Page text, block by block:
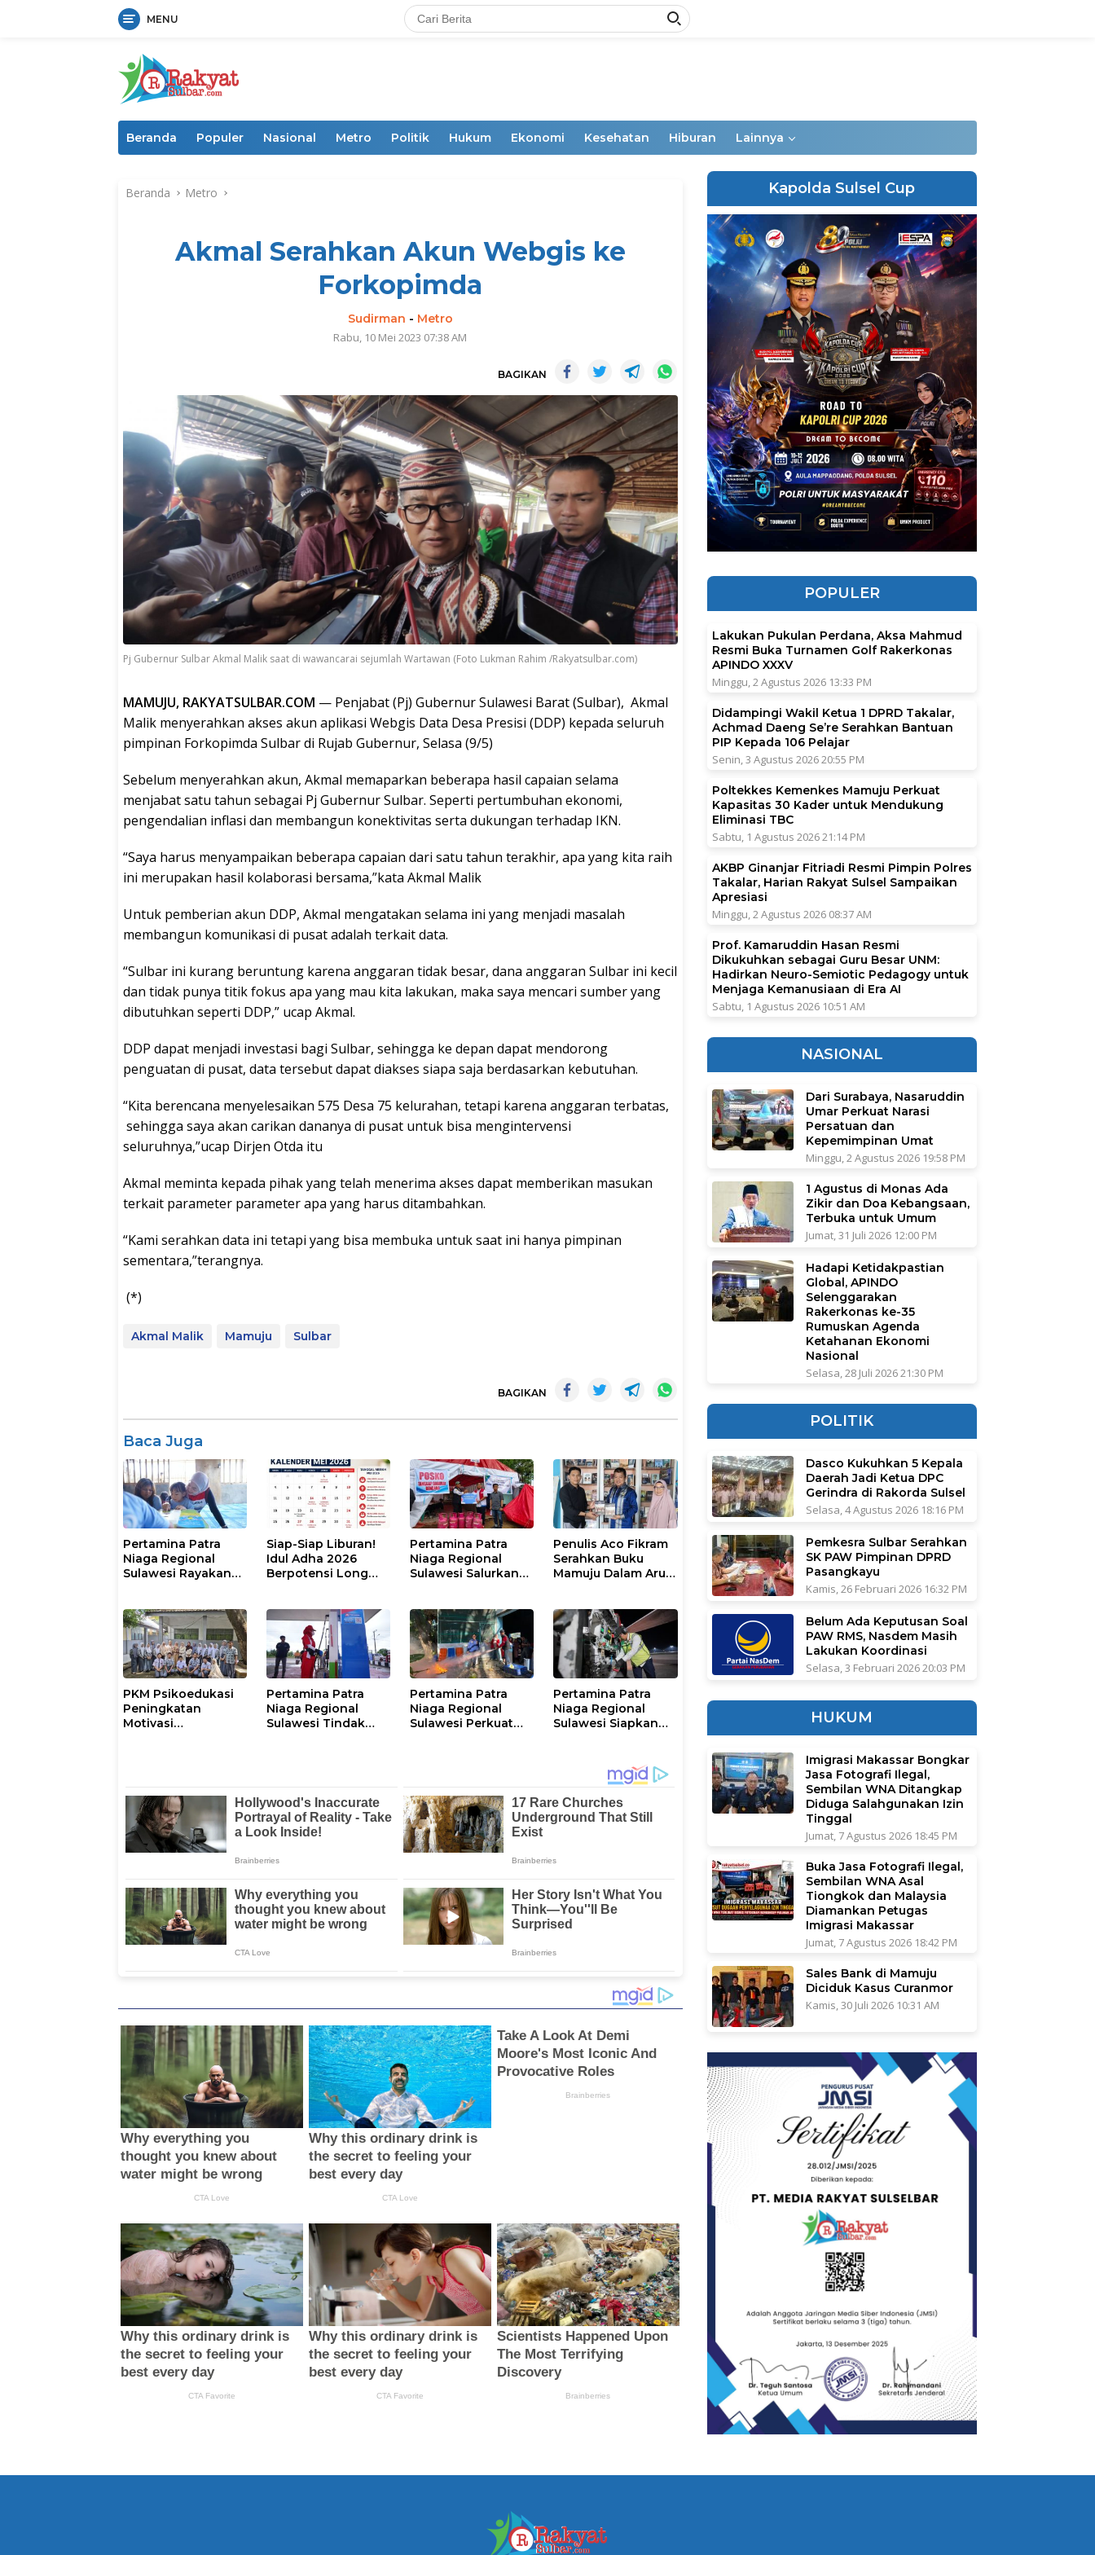
MENU
Beranda Populer Nasional Metro Politik Hukum Ekonomi Kesehatan Hiburan Lainnya
Beranda Metro
Akmal Serahkan Akun Webgis ke
Forkopimda
Sudirman - Metro
Rabu, 10 Mei 2023 07:38 AM
BAGIKAN
Pj Gubernur Sulbar Akmal Malik saat di wawancarai sejumlah Wartawan (Foto Lukman Rahim /Rakyatsulbar.com)
MAMUJU, RAKYATSULBAR.COM — Penjabat (Pj) Gubernur Sulawesi Barat (Sulbar), Akmal
Malik menyerahkan akses akun aplikasi Webgis Data Desa Presisi (DDP) kepada seluruh
pimpinan Forkopimda Sulbar di Rujab Gubernur, Selasa (9/5)
Sebelum menyerahkan akun, Akmal memaparkan beberapa hasil capaian selama
menjabat satu tahun sebagai Pj Gubernur Sulbar. Seperti pertumbuhan ekonomi,
pengendalian inflasi dan membangun konektivitas serta dukungan terhadap IKN.
“Saya harus menyampaikan beberapa capaian dari satu tahun terakhir, apa yang kita raih
ini merupakan hasil kolaborasi bersama,”kata Akmal Malik
Untuk pemberian akun DDP, Akmal mengatakan selama ini yang menjadi masalah
membangun komunikasi di pusat adalah terkait data.
“Sulbar ini kurang beruntung karena anggaran tidak besar, dana anggaran Sulbar ini kecil
dan tidak punya titik fokus apa yang mau kita lakukan, maka saya mencari sumber yang
dibutuhkan seperti DDP,” ucap Akmal.
DDP dapat menjadi investasi bagi Sulbar, sehingga ke depan dapat mendorong
penguatan di pusat, data tersebut dapat diakses siapa saja berdasarkan kebutuhan.
“Kita berencana menyelesaikan 575 Desa 75 kelurahan, tetapi karena anggaran terbatas,
sehingga saya akan carikan dananya di pusat untuk bisa mengintervensi
seluruhnya,”ucap Dirjen Otda itu
Akmal meminta kepada pihak yang telah menerima akses dapat memberikan masukan
terkait parameter parameter apa yang harus ditambahkan.
“Kami serahkan data ini tetapi yang bisa membuka untuk saat ini hanya pimpinan
sementara,”terangnya.
(*)
Akmal Malik Mamuju Sulbar
BAGIKAN
Baca Juga
Pertamina Patra
Niaga Regional
Sulawesi Rayakan
Pesisir, Ruang
Tumbuh Generasi
Penjaga Pesisir
Siap-Siap Liburan!
Idul Adha 2026
Berpotensi Long
Pertamina Patra
Niaga Regional
Sulawesi Salurkan
Korban Banjir di
Kota Kendari
Penulis Aco Fikram
Serahkan Buku
Mamuju Dalam Arus
Sulbar
PKM Psikoedukasi
Peningkatan
Motivasi
dan Perilaku
Bullying pada Siswa
Pertamina Patra
Niaga Regional
Sulawesi Tindak
Pertamina Patra
Niaga Regional
Sulawesi Perkuat
Penggunaan APAR
untuk Masyarakat
Pertamina Patra
Niaga Regional
Sulawesi Siapkan
Haji 2026 Melalui
AFT Hasanuddin
Kapolda Sulsel Cup
POPULER
Lakukan Pukulan Perdana, Aksa Mahmud
Resmi Buka Turnamen Golf Rakerkonas
APINDO XXXV
Minggu, 2 Agustus 2026 13:33 PM
Didampingi Wakil Ketua 1 DPRD Takalar,
Achmad Daeng Se’re Serahkan Bantuan
PIP Kepada 106 Pelajar
Senin, 3 Agustus 2026 20:55 PM
Poltekkes Kemenkes Mamuju Perkuat
Kapasitas 30 Kader untuk Mendukung
Eliminasi TBC
Sabtu, 1 Agustus 2026 21:14 PM
AKBP Ginanjar Fitriadi Resmi Pimpin Polres
Takalar, Harian Rakyat Sulsel Sampaikan
Apresiasi
Minggu, 2 Agustus 2026 08:37 AM
Prof. Kamaruddin Hasan Resmi
Dikukuhkan sebagai Guru Besar UNM:
Hadirkan Neuro-Semiotic Pedagogy untuk
Menjaga Kemanusiaan di Era AI
Sabtu, 1 Agustus 2026 10:51 AM
NASIONAL
Dari Surabaya, Nasaruddin
Umar Perkuat Narasi
Persatuan dan
Kepemimpinan Umat
Minggu, 2 Agustus 2026 19:58 PM
1 Agustus di Monas Ada
Zikir dan Doa Kebangsaan,
Terbuka untuk Umum
Jumat, 31 Juli 2026 12:00 PM
Hadapi Ketidakpastian
Global, APINDO
Selenggarakan
Rakerkonas ke-35
Rumuskan Agenda
Ketahanan Ekonomi
Nasional
Selasa, 28 Juli 2026 21:30 PM
POLITIK
Dasco Kukuhkan 5 Kepala
Daerah Jadi Ketua DPC
Gerindra di Rakorda Sulsel
Selasa, 4 Agustus 2026 18:16 PM
Pemkesra Sulbar Serahkan
SK PAW Pimpinan DPRD
Pasangkayu
Kamis, 26 Februari 2026 16:32 PM
Belum Ada Keputusan Soal
PAW RMS, Nasdem Masih
Lakukan Koordinasi
Selasa, 3 Februari 2026 20:03 PM
HUKUM
Imigrasi Makassar Bongkar
Jasa Fotografi Ilegal,
Sembilan WNA Ditangkap
Diduga Salahgunakan Izin
Tinggal
Jumat, 7 Agustus 2026 18:45 PM
Buka Jasa Fotografi Ilegal,
Sembilan WNA Asal
Tiongkok dan Malaysia
Diamankan Petugas
Imigrasi Makassar
Jumat, 7 Agustus 2026 18:42 PM
Sales Bank di Mamuju
Diciduk Kasus Curanmor
Kamis, 30 Juli 2026 10:31 AM